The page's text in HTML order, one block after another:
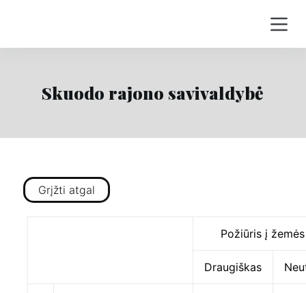
i
o
Skuodo rajono savivaldybė
Grįžti atgal
Požiūris į
Draugiškas